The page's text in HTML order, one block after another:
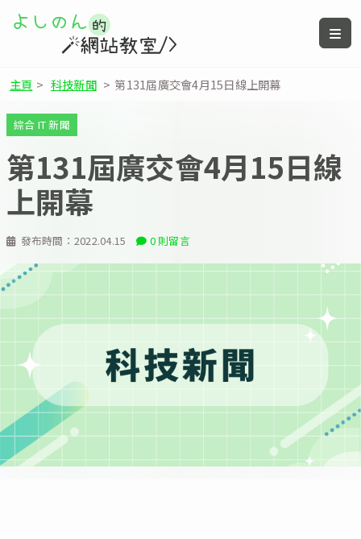
主頁 > 科技新聞 > 第131屆廣交會4月15日線上開幕
發布時間： 2022.04.15 0 則留言
綜合 IT 新聞
第131屆廣交會4月15日線
上開幕